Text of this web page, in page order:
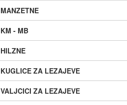
MANZETNE
KM - MB
HILZNE
KUGLICE ZA LEZAJEVE
VALJCICI ZA LEZAJEVE